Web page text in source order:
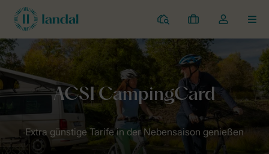
Campingplätze
Meine
Buchungen
Dropdown-
Menü
meines
Kontos
Landal Camping
Extra günstige Tarife in der Nebensaison genießen